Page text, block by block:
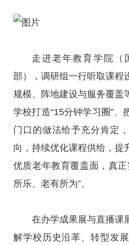
走进老年教育学院（
部），调研组一行听取课程
规模、阵地建设与服务覆盖
学校打造“15分钟学习圈”、
门口的做法给予充分肯定
向，持续优化课程供给，提
优质老年教育覆盖面，真
所乐、老有所为”。
在办学成果展与直播课
解学校历史沿革、转型发